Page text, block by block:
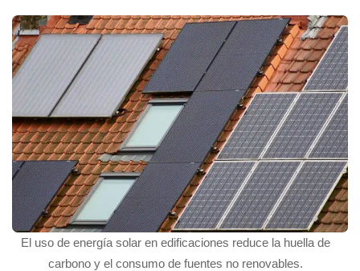
El uso de energía solar en edificaciones reduce la huella de
carbono y el consumo de fuentes no renovables.